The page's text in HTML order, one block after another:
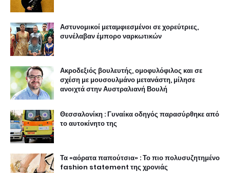
Αστυνομικοί μεταμφιεσμένοι σε χορεύτριες,
συνέλαβαν έμπορο ναρκωτικών
Ακροδεξιός βουλευτής, ομοφυλόφιλος και σε
σχέση με μουσουλμάνο μετανάστη, μίλησε
ανοιχτά στην Αυστραλιανή Βουλή
Θεσσαλονίκη : Γυναίκα οδηγός παρασύρθηκε από
το αυτοκίνητο της
Τα «αόρατα παπούτσια» : Το πιο πολυσυζητημένο
fashion statement της χρονιάς